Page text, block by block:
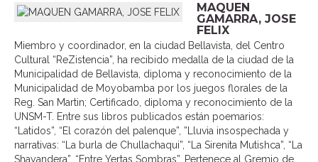
MAQUEN
GAMARRA, JOSE
FELIX
Miembro y coordinador, en la ciudad Bellavista, del Centro
Cultural “ReZistencia”, ha recibido medalla de la ciudad de la
Municipalidad de Bellavista, diploma y reconocimiento de la
Municipalidad de Moyobamba por los juegos florales de la
Reg. San Martin; Certificado, diploma y reconocimiento de la
UNSM-T. Entre sus libros publicados están poemarios:
“Latidos”, “El corazón del palenque”, ”Lluvia insospechada y
narrativas: “La burla de Chullachaqui”, “La Sirenita Mutishca”, “La
Shayandera”, “Entre Yertas Sombras”. Pertenece al Gremio de